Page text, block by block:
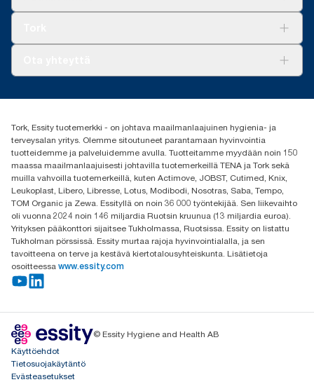
(+358) 9 5068 8222
Oy Essity Finland Ab
Revontulenkuja 1
02100 Espoo
Tork, Essity tuotemerkki - on johtava maailmanlaajuinen hygienia- ja
terveysalan yritys. Olemme sitoutuneet parantamaan hyvinvointia
tuotteidemme ja palveluidemme avulla. Tuotteitamme myydään noin 150
maassa maailmanlaajuisesti johtavilla tuotemerkeillä TENA ja Tork sekä
muilla vahvoilla tuotemerkeillä, kuten Actimove, JOBST, Cutimed, Knix,
Leukoplast, Libero, Libresse, Lotus, Modibodi, Nosotras, Saba, Tempo,
TOM Organic ja Zewa. Essityllä on noin 36 000 työntekijää. Sen liikevaihto
oli vuonna 2024 noin 146 miljardia Ruotsin kruunua (13 miljardia euroa).
Yrityksen pääkonttori sijaitsee Tukholmassa, Ruotsissa. Essity on listattu
Tukholman pörssissä. Essity murtaa rajoja hyvinvointialalla, ja sen
tavoitteena on terve ja kestävä kiertotalousyhteiskunta. Lisätietoja
osoitteessa www.essity.com
© Essity Hygiene and Health AB
Käyttöehdot
Tietosuojakäytäntö
Evästeasetukset